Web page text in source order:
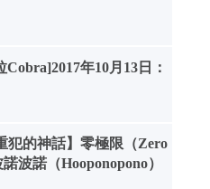
年10月13日：
犯的神話】零極限（Zero
波諾（Hooponopono）